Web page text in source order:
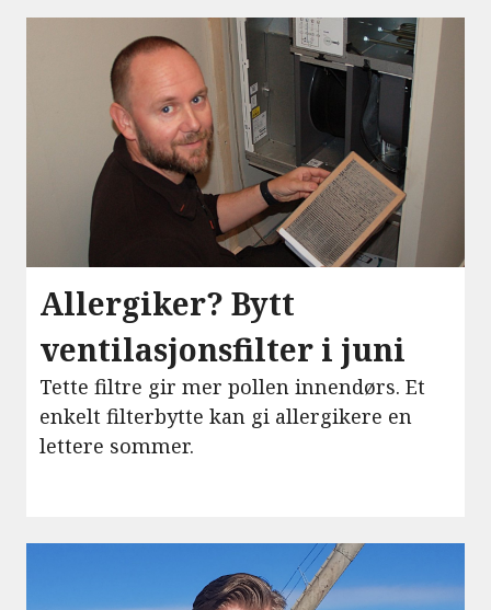
Allergiker? Bytt
ventilasjonsfilter i juni
Tette filtre gir mer pollen innendørs. Et
enkelt filterbytte kan gi allergikere en
lettere sommer.